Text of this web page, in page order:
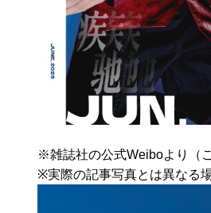
※雑誌社の公式Weiboより（
※実際の記事写真とは異なる